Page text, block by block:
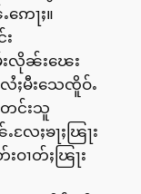
ေႃႈ။
းလိုၼ်းၽေး
ႈမီးသေၸိူဝ်ႉ
တင်းသူ
ႄႈၶႃႈၽြႃး
ၢတ်ႈၽြႃး